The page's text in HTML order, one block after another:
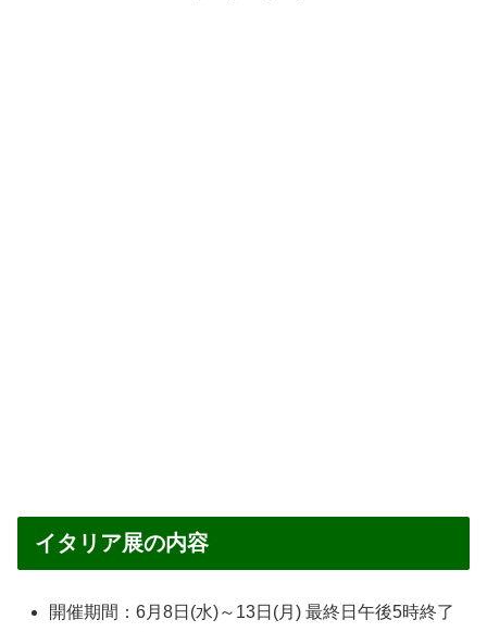
イタリア展の内容
開催期間：6月8日(水)～13日(月) 最終日午後5時終了